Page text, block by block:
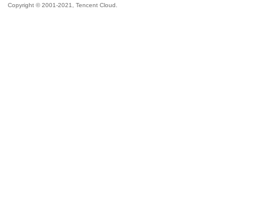
Copyright © 2001-2021, Tencent Cloud.